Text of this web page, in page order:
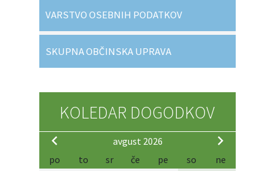
VARSTVO OSEBNIH PODATKOV
SKUPNA OBČINSKA UPRAVA
KOLEDAR DOGODKOV
avgust 2026
po
to sr če pe so ne